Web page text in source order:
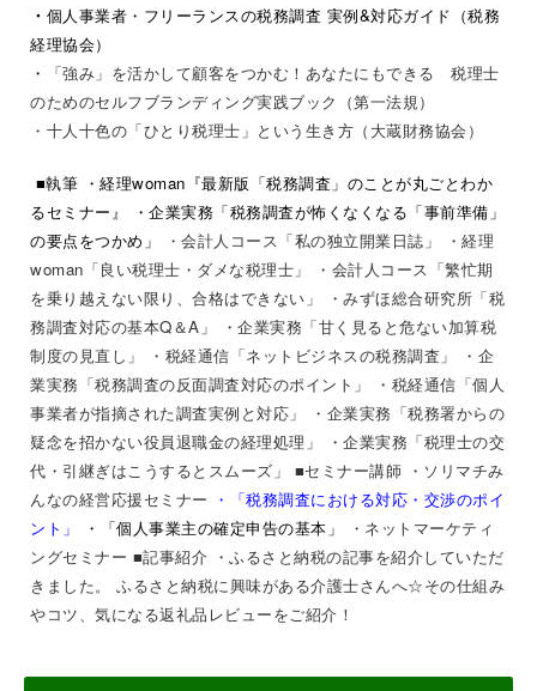
・ 個人事業者・フリーランスの税務調査 実例&対応ガイド（税務
経理協会）
・
「強み」を活かして顧客をつかむ！あなたにもできる 税理士
のためのセルフブランディング実践ブック（第一法規）
・ 十人十色の「ひとり税理士」という生き方（大蔵財務協会）
■執筆 ・経理woman『最新版「税務調査」のことが丸ごとわか
るセミナー』
・企業実務「税務調査が怖くなくなる「事前準備」
の要点をつかめ」
・会計人コース「私の独立開業日誌」
・経理
woman「良い税理士・ダメな税理士」
・会計人コース「繁忙期
を乗り越えない限り、合格はできない」
・みずほ総合研究所「税
務調査対応の基本Q＆A」 ・企業実務「甘く見ると危ない加算税
制度の見直し」 ・税経通信「ネットビジネスの税務調査」 ・企
業実務「税務調査の反面調査対応のポイント」 ・税経通信「個人
事業者が指摘された調査実例と対応」 ・企業実務「税務署からの
疑念を招かない役員退職金の経理処理」 ・企業実務「税理士の交
代・引継ぎはこうするとスムーズ 」 ■セミナー講師 ・ソリマチみ
んなの経営応援セミナー ・
「税務調査における対応・交渉のポイ
ント」
・「個人事業主の確定申告の基本」
・ネットマーケティ
ングセミナー ■記事紹介 ・ふるさと納税の記事を紹介していただ
きました。 ふるさと納税に興味がある介護士さんへ☆その仕組み
やコツ、気になる返礼品レビューをご紹介！